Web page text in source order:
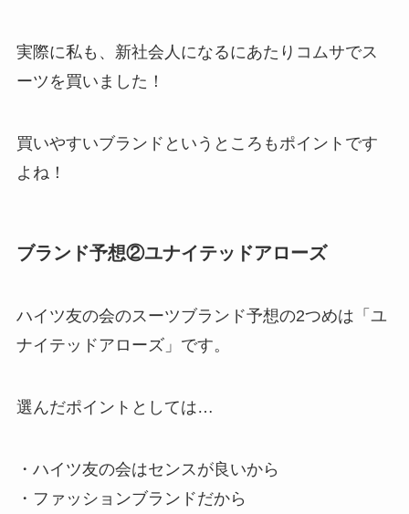
実際に私も、新社会人になるにあたりコムサでス
ーツを買いました！
買いやすいブランドというところもポイントです
よね！
ブランド予想②ユナイテッドアローズ
ハイツ友の会のスーツブランド予想の2つめは 「ユ
ナイテッドアローズ」 です。
選んだポイントとしては…
・ハイツ友の会はセンスが良いから
・ファッションブランドだから